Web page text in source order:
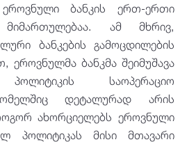
პროგნოზირება
ძირითადი
სტრატეგია
ბანკის ერთ-ერთი
მიმართულებაა. ამ მხრივ,
ბანკების გამოცდილების
ეროვნულმა ბანკმა შეიმუშავა
საოპერაციო
დეტალურად არის
ახორციელებს ეროვნული
პოლიტიკას მისი მთავარი